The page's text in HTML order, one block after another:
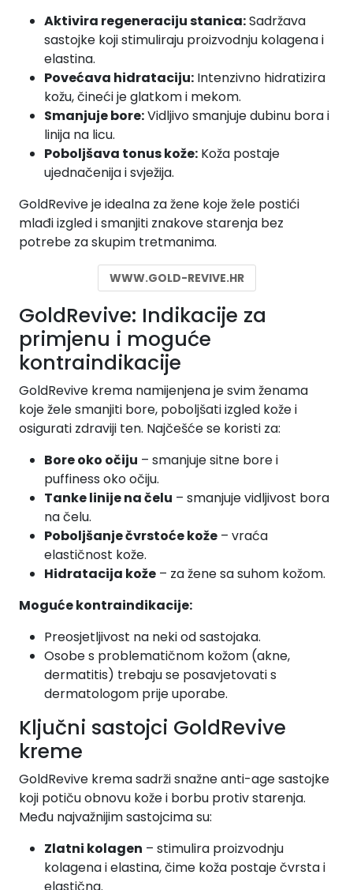
Aktivira regeneraciju stanica:Sadržava
sastojke koji stimuliraju proizvodnju kolagena i
elastina.
Povećava hidrataciju: Intenzivno hidratizira
kožu, čineći je glatkom i mekom.
Smanjuje bore:Vidljivo smanjuje dubinu bora i
linija na licu.
Poboljšava tonus kože: Koža postaje
ujednačenija i svježija.
GoldRevive je idealna za žene koje žele postići
mlađi izgled i smanjiti znakove starenja bez
potrebe za skupim tretmanima.
WWW.GOLD-REVIVE.HR
GoldRevive: Indikacije za
primjenu i moguće
kontraindikacije
GoldRevive krema namijenjena je svim ženama
koje žele smanjiti bore, poboljšati izgled kože i
osigurati zdraviji ten. Najčešće se koristi za:
Bore oko očiju – smanjuje sitne bore i
puffiness oko očiju.
Tanke linije na čelu – smanjuje vidljivost bora
na čelu.
Poboljšanje čvrstoće kože – vraća
elastičnost kože.
Hidratacija kože – za žene sa suhom kožom.
Moguće kontraindikacije:
Preosjetljivost na neki od sastojaka.
Osobe s problematičnom kožom (akne,
dermatitis) trebaju se posavjetovati s
dermatologom prije uporabe.
Ključni sastojci GoldRevive
kreme
GoldRevive krema sadrži snažne anti-age sastojke
koji potiču obnovu kože i borbu protiv starenja.
Među najvažnijim sastojcima su:
Zlatni kolagen – stimulira proizvodnju
kolagena i elastina, čime koža postaje čvrsta i
elastična.